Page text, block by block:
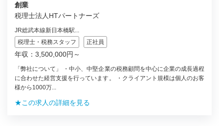
創業
税理士法人HTパートナーズ
JR総武本線新日本橋駅...
税理士・税務スタッフ
正社員
年収：3,500,000円～
「弊社について」 ・中小、中堅企業の税務顧問を中心に企業の成長過程
に合わせた経営支援を行っています。 ・クライアント規模は個人のお客
様から1000万...
★この求人の詳細を見る